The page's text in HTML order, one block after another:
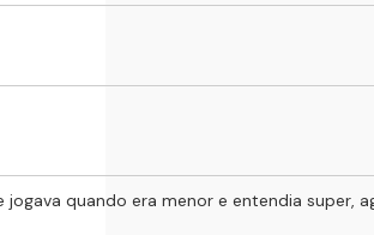
quando era menor e entendia super,